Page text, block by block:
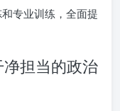
专业训练，全面提
担当的政治